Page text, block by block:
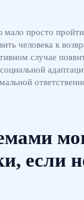
просто
человека к
случае
социальной
если